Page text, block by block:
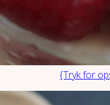
{Tryk for